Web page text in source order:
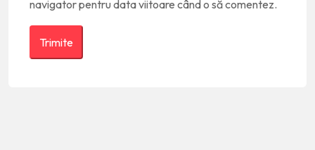
navigator pentru data viitoare când o să comentez.